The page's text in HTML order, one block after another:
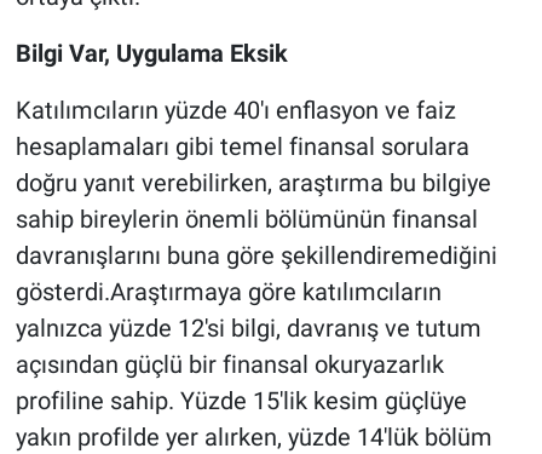
Bilgi Var, Uygulama Eksik
Katılımcıların yüzde 40'ı enflasyon ve faiz
hesaplamaları gibi temel finansal sorulara
doğru yanıt verebilirken, araştırma bu bilgiye
sahip bireylerin önemli bölümünün finansal
davranışlarını buna göre şekillendiremediğini
gösterdi.Araştırmaya göre katılımcıların
yalnızca yüzde 12'si bilgi, davranış ve tutum
açısından güçlü bir finansal okuryazarlık
profiline sahip. Yüzde 15'lik kesim güçlüye
yakın profilde yer alırken, yüzde 14'lük bölüm